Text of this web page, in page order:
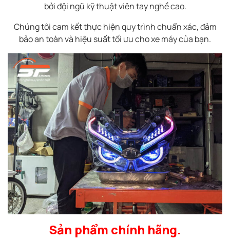
bởi đội ngũ kỹ thuật viên tay nghề cao.
Chúng tôi cam kết thực hiện quy trình chuẩn xác, đảm
bảo an toàn và hiệu suất tối ưu cho xe máy của bạn.
Sản phẩm chính hãng.